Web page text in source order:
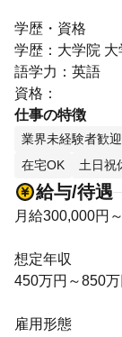
学歴・資格
学歴：大学院 大
語学力：英語
資格：
仕事の特徴
業界未経験者歓迎
在宅OK
土日祝
給与/待遇
月給300,000円
想定年収
450万円～850万
雇用形態